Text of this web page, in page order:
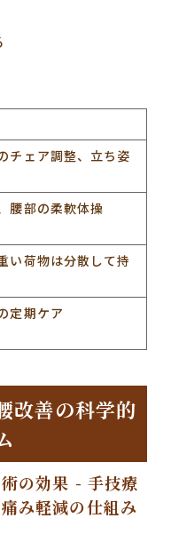
チェア調整、立ち姿
腰部の柔軟体操
い荷物は分散して持
定期ケア
改善の科学的
の効果 - 手技療
み軽減の仕組み